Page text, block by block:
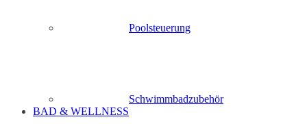
Poolsteuerung
Schwimmbadzubehör
BAD & WELLNESS